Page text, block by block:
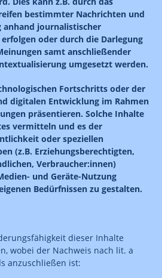
bestimmter Nachrichten und
anhand journalistischer
oder durch die Darlegung
samt anschließender
umgesetzt werden.
Fortschritts oder der
digitalen Entwicklung im Rahmen
präsentieren. Solche Inhalte
vermitteln und es der
oder speziellen
(z.B. Erziehungsberechtigten,
Verbraucher:innen)
und Geräte-Nutzung
Bedürfnissen zu gestalten.
dieser Inhalte
wobei der Nachweis nach lit. a
anzuschließen ist: